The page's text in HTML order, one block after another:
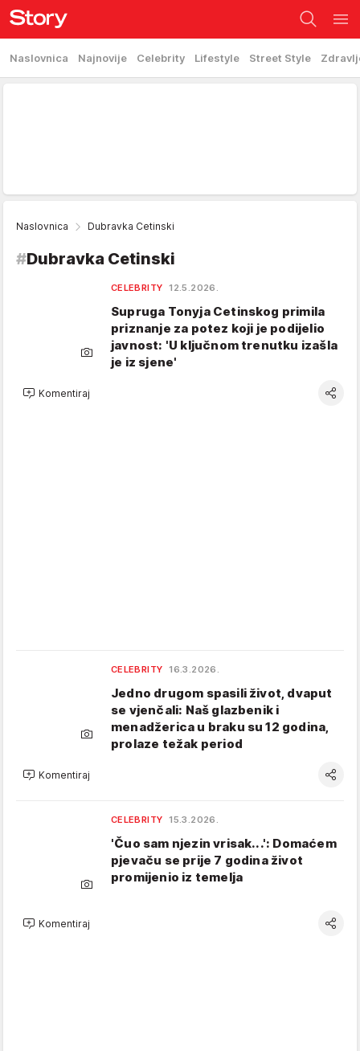
Naslovnica Najnovije Celebrity Lifestyle Street Style
Naslovnica Dubravka Cetinski
#Dubravka Cetinski
CELEBRITY 12.5.2026.
Supruga Tonyja Cetinskog primila
priznanje za potez koji je podijelio
javnost: 'U ključnom trenutku izašla
je iz sjene'
Komentiraj
CELEBRITY 16.3.2026.
Jedno drugom spasili život, dvaput
se vjenčali: Naš glazbenik i
menadžerica u braku su 12 godina,
prolaze težak period
Komentiraj
CELEBRITY 15.3.2026.
'Čuo sam njezin vrisak...': Domaćem
pjevaču se prije 7 godina život
promijenio iz temelja
Komentiraj